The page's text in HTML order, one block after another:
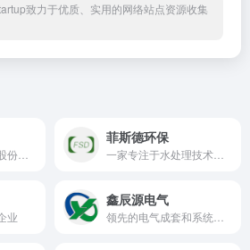
致力于优质、实用的网络站点资源收集
菲斯德环保
业
鑫辰源电气